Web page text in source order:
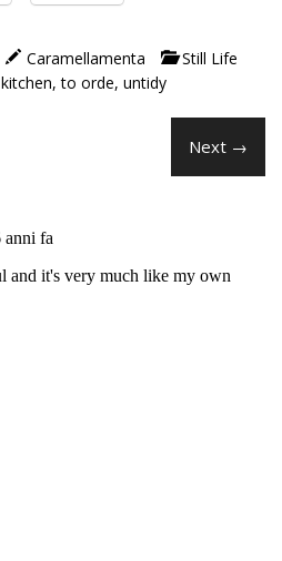
Caramellamenta
Still Life
kitchen,to orde, untidy
Next →